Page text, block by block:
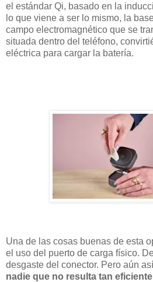
el estándar Qi, basado en la
lo que viene a ser lo mismo, la
campo electromagnético que se
situada dentro del teléfono,
eléctrica para cargar la batería.
Una de las cosas buenas de esta
el uso del puerto de carga físico.
desgaste del conector. Pero aún
nadie que no resulta tan